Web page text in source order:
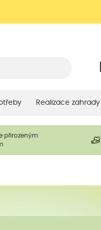
Realizace zahrady
přirozeným